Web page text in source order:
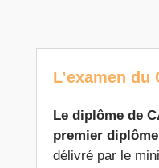
L’examen du
Le diplôme de
premier
délivré par le